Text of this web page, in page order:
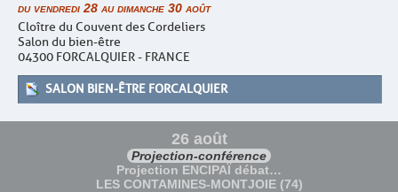
du vendredi 28 au dimanche 30 août
Cloître du Couvent des Cordeliers
Salon du bien-être
04300 FORCALQUIER - FRANCE
SALON BIEN-ÊTRE FORCALQUIER
26 août
Projection-conférence
Projection ENCIPAÏ débat…
LES CONTAMINES-MONTJOIE (74)